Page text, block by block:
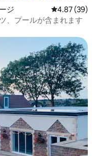
ジ レビュー39
4.87 (39)
、プールが含まれます